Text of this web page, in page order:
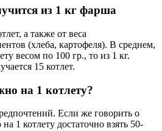
из 1 кг фарша
а также от веса
(хлеба, картофеля). В среднем,
весом по 100 гр., то из 1 кг.
15 котлет.
на 1 котлету?
Если же говорить о
1 котлету достаточно взять 50-